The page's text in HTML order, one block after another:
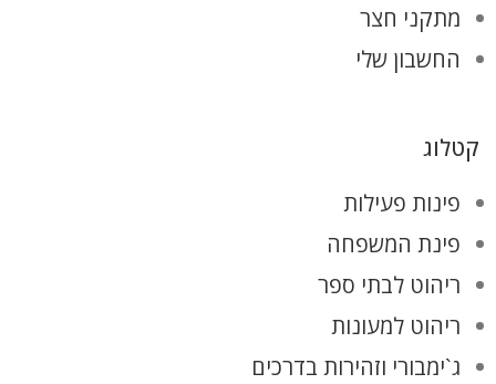
מתקני חצר
החשבון שלי
קטלוג
פינות פעילות
פינת המשפחה
ריהוט לבתי ספר
ריהוט למעונות
ג`ימבורי וזהירות בדרכים